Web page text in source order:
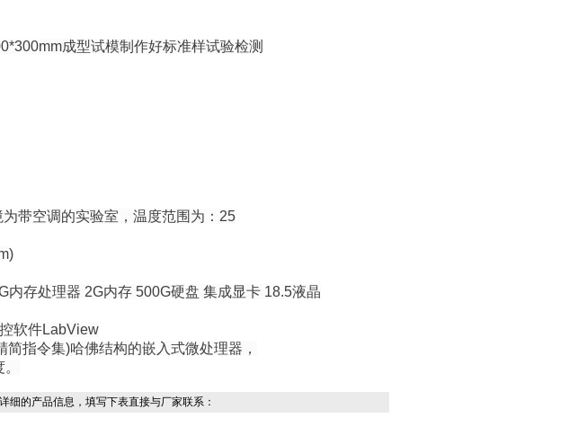
成型试模制作好标准样试验检测
空调的实验室，温度范围为：25
存处理器 2G内存 500G硬盘 集成显卡 18.5液晶
软件LabView
指令集)哈佛结构的嵌入式微处理器，
细的产品信息，填写下表直接与厂家联系：